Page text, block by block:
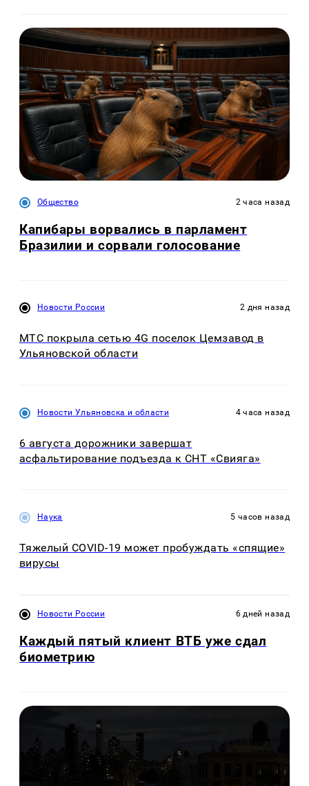
Общество 2 часа назад
Капибары ворвались в парламент
Бразилии и сорвали голосование
Новости России 2 дня назад
МТС покрыла сетью 4G поселок Цемзавод в
Ульяновской области
Новости Ульяновска и области 4 часа назад
6 августа дорожники завершат
асфальтирование подъезда к СНТ «Свияга»
Наука 5 часов назад
Тяжелый COVID-19 может пробуждать «спящие»
вирусы
Новости России 6 дней назад
Каждый пятый клиент ВТБ уже сдал
биометрию